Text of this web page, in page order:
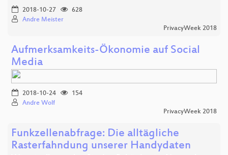
2018-10-27
628
Andre Meister
PrivacyWeek 2018
Aufmerksamkeits-Ökonomie auf Social
Media
2018-10-24
154
Andre Wolf
PrivacyWeek 2018
Funkzellenabfrage: Die alltägliche
Rasterfahndung unserer Handydaten